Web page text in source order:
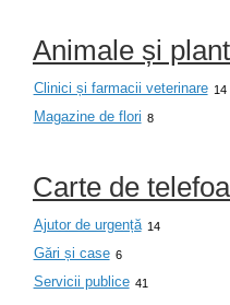
Animale și
Clinici și farmacii veterinare 14
Magazine de flori 8
Carte de
Ajutor de urgență 14
Gări și case 6
Servicii publice 41